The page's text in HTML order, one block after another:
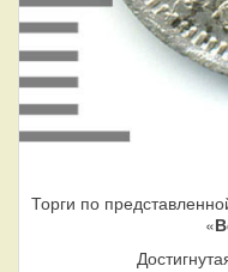
Торги по
«